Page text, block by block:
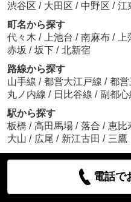
渋谷区 / 大田区 / 中野区 / 江
町名から探す
代々木 / 上池台 / 南麻布 /
赤坂 / 坂下 / 北新宿
路線から探す
山手線 / 都営大江戸線 / 都営
丸ノ内線 / 日比谷線 / 副都心
駅から探す
板橋 / 高田馬場 / 落合 / 恵比
大山 / 広尾 / 新江古田 / 三鷹
電話で